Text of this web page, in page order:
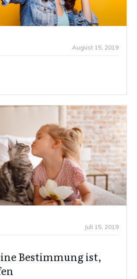
August 15, 2019
Juli 15, 2019
Bestimmung ist,